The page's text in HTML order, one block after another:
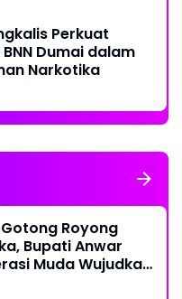
Perkuat
Dumai dalam
Narkotika
Royong
Bupati Anwar
Muda Wujudkan